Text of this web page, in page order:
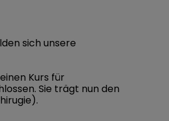
sich unsere
einen Kurs für
Sie trägt nun den